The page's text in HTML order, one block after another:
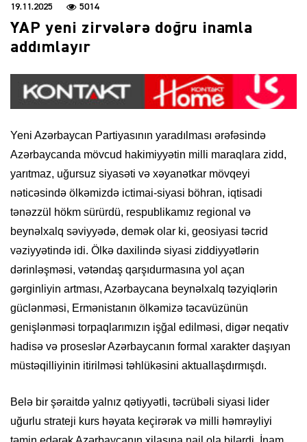
19.11.2025 5014
YAP yeni zirvələrə doğru inamla
addımlayır
Yeni Azərbaycan Partiyasının yaradılması ərəfəsində
Azərbaycanda mövcud hakimiyyətin milli maraqlara zidd,
yarıtmaz, uğursuz siyasəti və xəyanətkar mövqeyi
nəticəsində ölkəmizdə ictimai-siyasi böhran, iqtisadi
tənəzzül hökm sürürdü, respublikamız regional və
beynəlxalq səviyyədə, demək olar ki, geosiyasi təcrid
vəziyyətində idi. Ölkə daxilində siyasi ziddiyyətlərin
dərinləşməsi, vətəndaş qarşıdurmasına yol açan
gərginliyin artması, Azərbaycana beynəlxalq təzyiqlərin
güclənməsi, Ermənistanın ölkəmizə təcavüzünün
genişlənməsi torpaqlarımızın işğal edilməsi, digər neqativ
hadisə və proseslər Azərbaycanın formal xarakter daşıyan
müstəqilliyinin itirilməsi təhlükəsini aktuallaşdırmışdı.
Belə bir şəraitdə yalnız qətiyyətli, təcrübəli siyasi lider
uğurlu strateji kurs həyata keçirərək və milli həmrəyliyi